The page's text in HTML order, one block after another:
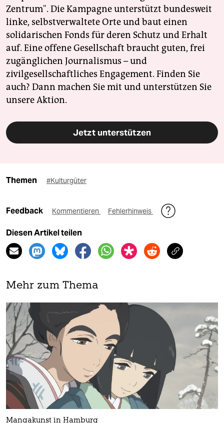
Zentrum". Die Kampagne unterstützt bundesweit
linke, selbstverwaltete Orte und baut einen
solidarischen Fonds für deren Schutz und Erhalt
auf. Eine offene Gesellschaft braucht guten, frei
zugänglichen Journalismus – und
zivilgesellschaftliches Engagement. Finden Sie
auch? Dann machen Sie mit und unterstützen Sie
unsere Aktion.
Jetzt unterstützen
Themen #Kulturgüter
Feedback Kommentieren Fehlerhinweis
Diesen Artikel teilen
Mehr zum Thema
Mangakunst in Hamburg